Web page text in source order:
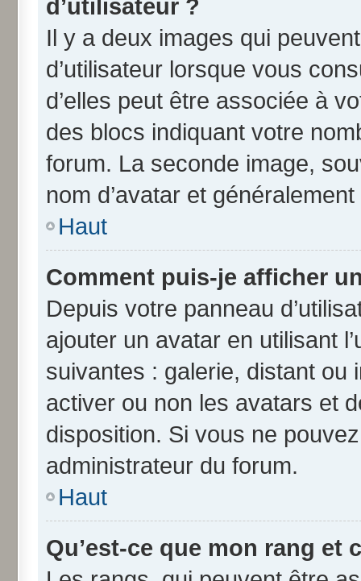
d’utilisateur ?
Il y a deux images qui
d’utilisateur lorsque vous
d’elles peut être associée à
des blocs indiquant votre
forum. La seconde image,
nom d’avatar et
Haut
Comment puis-je afficher
Depuis votre panneau
ajouter un avatar en utilisant
suivantes : galerie, distant ou
activer ou non les avatars et
disposition. Si vous ne
administrateur du forum.
Haut
Qu’est-ce que mon rang et